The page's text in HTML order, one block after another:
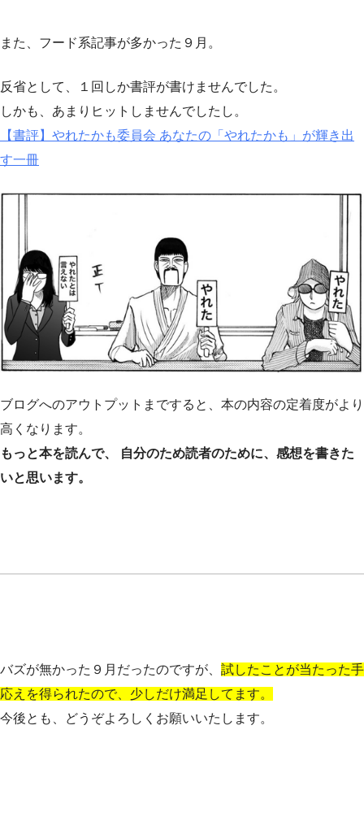
また、フード系記事が多かった９月。
反省として、１回しか書評が書けませんでした。
しかも、あまりヒットしませんでしたし。
【書評】やれたかも委員会 あなたの「やれたかも」が輝き出
す一冊
ブログへのアウトプットまですると、本の内容の定着度がより
高くなります。
もっと本を読んで、 自分のため読者のために、感想を書きた
いと思います。
バズが無かった９月だったのですが、 試したことが当たった手
応えを得られたので、少しだけ満足してます。
今後とも、どうぞよろしくお願いいたします。